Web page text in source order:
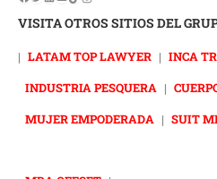
VISITA OTROS SITIOS DEL
| LATAM TOP LAWYER | INCA
INDUSTRIA PESQUERA |
MUJER EMPODERADA | SUIT